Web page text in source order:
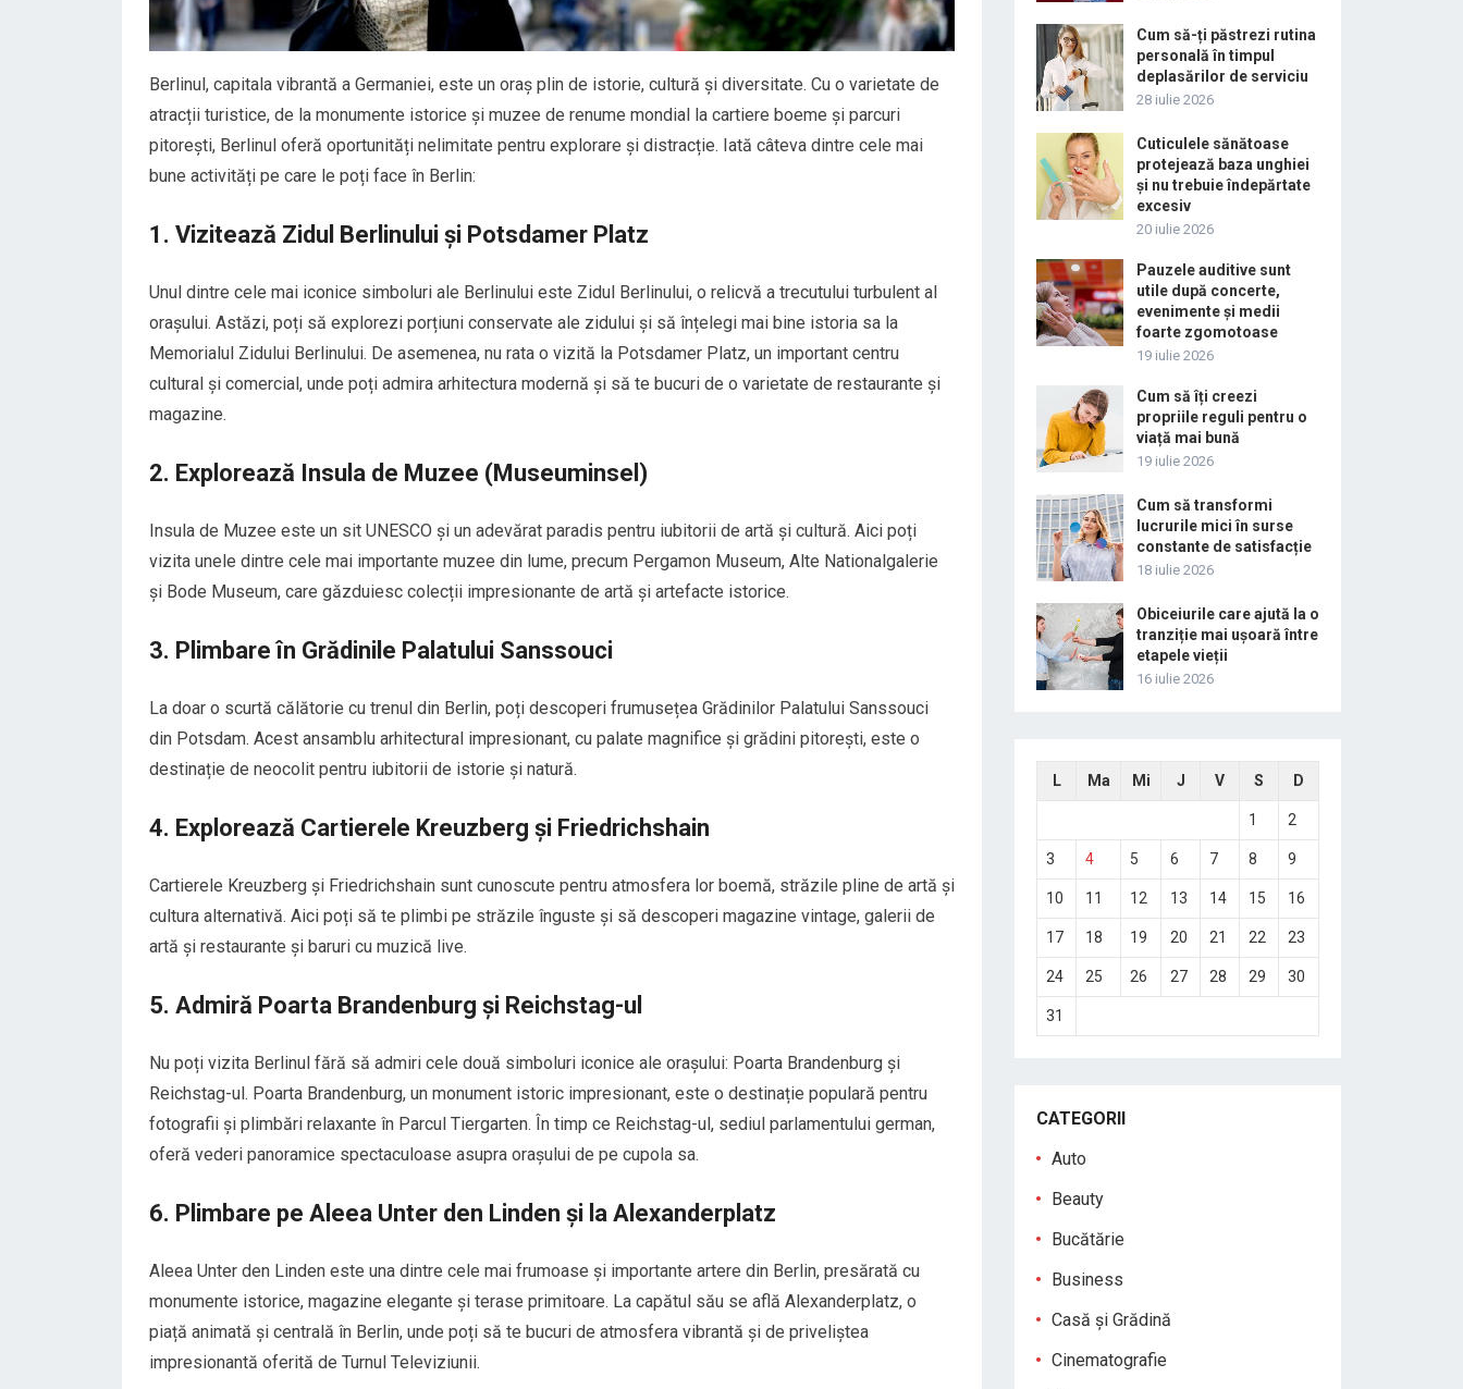
Berlinul, capitala vibrantă a Germaniei, este un oraș plin de istorie, cultură și diversitate. Cu o varietate de
atracții turistice, de la monumente istorice și muzee de renume mondial la cartiere boeme și parcuri
pitorești, Berlinul oferă oportunități nelimitate pentru explorare și distracție. Iată câteva dintre cele mai
bune activități pe care le poți face în Berlin:
1. Vizitează Zidul Berlinului și Potsdamer Platz
Unul dintre cele mai iconice simboluri ale Berlinului este Zidul Berlinului, o relicvă a trecutului turbulent al
orașului. Astăzi, poți să explorezi porțiuni conservate ale zidului și să înțelegi mai bine istoria sa la
Memorialul Zidului Berlinului. De asemenea, nu rata o vizită la Potsdamer Platz, un important centru
cultural și comercial, unde poți admira arhitectura modernă și să te bucuri de o varietate de restaurante și
magazine.
2. Explorează Insula de Muzee (Museuminsel)
Insula de Muzee este un sit UNESCO și un adevărat paradis pentru iubitorii de artă și cultură. Aici poți
vizita unele dintre cele mai importante muzee din lume, precum Pergamon Museum, Alte Nationalgalerie
și Bode Museum, care găzduiesc colecții impresionante de artă și artefacte istorice.
3. Plimbare în Grădinile Palatului Sanssouci
La doar o scurtă călătorie cu trenul din Berlin, poți descoperi frumusețea Grădinilor Palatului Sanssouci
din Potsdam. Acest ansamblu arhitectural impresionant, cu palate magnifice și grădini pitorești, este o
destinație de neocolit pentru iubitorii de istorie și natură.
4. Explorează Cartierele Kreuzberg și Friedrichshain
Cartierele Kreuzberg și Friedrichshain sunt cunoscute pentru atmosfera lor boemă, străzile pline de artă și
cultura alternativă. Aici poți să te plimbi pe străzile înguste și să descoperi magazine vintage, galerii de
artă și restaurante și baruri cu muzică live.
5. Admiră Poarta Brandenburg și Reichstag-ul
Nu poți vizita Berlinul fără să admiri cele două simboluri iconice ale orașului: Poarta Brandenburg și
Reichstag-ul. Poarta Brandenburg, un monument istoric impresionant, este o destinație populară pentru
fotografii și plimbări relaxante în Parcul Tiergarten. În timp ce Reichstag-ul, sediul parlamentului german,
oferă vederi panoramice spectaculoase asupra orașului de pe cupola sa.
6. Plimbare pe Aleea Unter den Linden și la Alexanderplatz
Aleea Unter den Linden este una dintre cele mai frumoase și importante artere din Berlin, presărată cu
monumente istorice, magazine elegante și terase primitoare. La capătul său se află Alexanderplatz, o
piață animată și centrală în Berlin, unde poți să te bucuri de atmosfera vibrantă și de priveliștea
impresionantă oferită de Turnul Televiziunii.
Cum să-ți păstrezi rutina
personală în timpul
deplasărilor de serviciu
28 iulie 2026
Cuticulele sănătoase
protejează baza unghiei
și nu trebuie îndepărtate
excesiv
20 iulie 2026
Pauzele auditive sunt
utile după concerte,
evenimente și medii
foarte zgomotoase
19 iulie 2026
Cum să îți creezi
propriile reguli pentru o
viață mai bună
19 iulie 2026
Cum să transformi
lucrurile mici în surse
constante de satisfacție
18 iulie 2026
Obiceiurile care ajută la o
tranziție mai ușoară între
etapele vieții
16 iulie 2026
L Ma Mi J V S D
1 2
3 4 5 6 7 8 9
10 11 12 13 14 15 16
17 18 19 20 21 22 23
24 25 26 27 28 29 30
31
CATEGORII
Auto
Beauty
Bucătărie
Business
Casă și Grădină
Cinematografie